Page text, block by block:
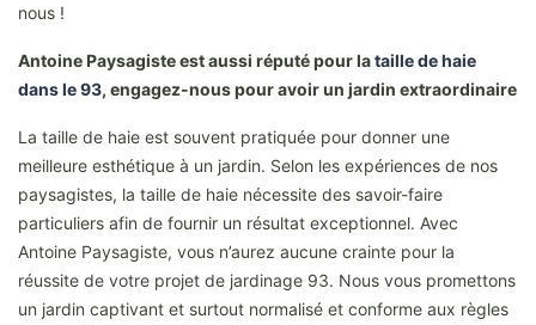
nous !
Antoine Paysagiste est aussi réputé pour lataille de haie
dans le 93, engagez-nous pour avoir un jardin extraordinaire
La taille de haie est souvent pratiquée pour donner une
meilleure esthétique à un jardin. Selon les expériences de nos
paysagistes, la taille de haie nécessite des savoir-faire
particuliers afin de fournir un résultat exceptionnel. Avec
Antoine Paysagiste, vous n’aurez aucune crainte pour la
réussite de votre projet de jardinage 93. Nous vous promettons
un jardin captivant et surtout normalisé et conforme aux règles